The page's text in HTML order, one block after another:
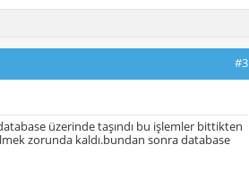
#3
üzerinde taşındı bu işlemler bittikten
zorunda kaldı.bundan sonra database